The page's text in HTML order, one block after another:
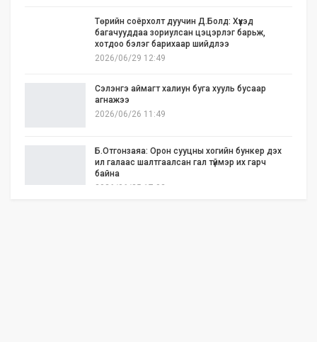
Төрийн соёрхолт дуучин Д.Болд: Хүүхэд
багачууддаа зориулсан цэцэрлэг барьж,
хотдоо бэлэг барихаар шийдлээ
2026/06/29 12:49
Сэлэнгэ аймагт халиун буга хууль бусаар
агнажээ
2026/06/26 11:49
Б.Отгонзаяа: Орон сууцны хогийн бункер дэх
ил галаас шалтгаалсан гал түймэр их гарч
байна
2026/06/25 17:02